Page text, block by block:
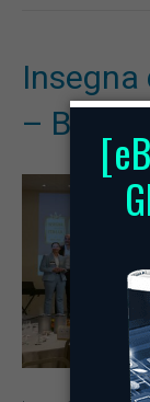
Insegna
– Best